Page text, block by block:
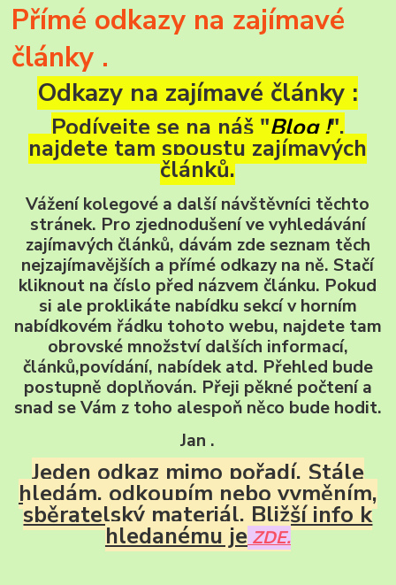
Přímé odkazy na zajímavé
články .
Odkazy na zajímavé články :
Podívejte se na náš "Blog !",
najdete tam spoustu zajímavých
článků.
Vážení kolegové a další návštěvníci těchto
stránek. Pro zjednodušení ve vyhledávání
zajímavých článků, dávám zde seznam těch
nejzajímavějších a přímé odkazy na ně. Stačí
kliknout na číslo před názvem článku. Pokud
si ale proklikáte nabídku sekcí v horním
nabídkovém řádku tohoto webu, najdete tam
obrovské množství dalších informací,
článků,povídání, nabídek atd. Přehled bude
postupně doplňován. Přeji pěkné počtení a
snad se Vám z toho alespoň něco bude hodit.
Jan .
Jeden odkaz mimo pořadí. Stále
hledám, odkoupím nebo vyměním,
sběratelský materiál. Bližší info k
hledanému jeZDE.